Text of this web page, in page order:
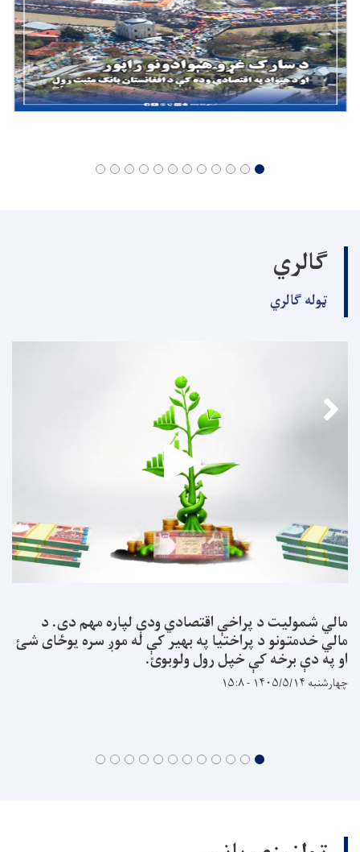
ګالري
ټوله ګالري
مالي شمولیت د پراخې اقتصادي ودې لپاره مهم دی. د
مالي خدمتونو د پراختیا په بهیر کې له موږ سره یوځای شئ
او په دې برخه کې خپل رول ولوبوئ.
چهارشنبه ۱۴۰۵/۵/۱۴ - ۱۵:۸